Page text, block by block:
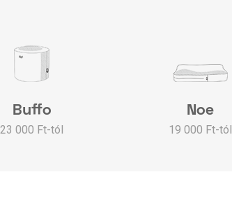
Buffo
23 000 Ft-tól
Noe
19 000 Ft-tól